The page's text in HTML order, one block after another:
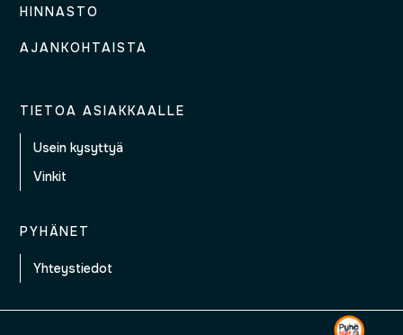
HINNASTO
AJANKOHTAISTA
TIETOA ASIAKKAALLE
Usein kysyttyä
Vinkit
PYHÄNET
Yhteystiedot